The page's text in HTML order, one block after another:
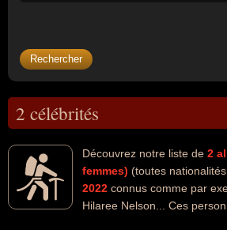
2 célébrités
Découvrez notre liste de 2
femmes) (toutes
2022 connus comme par
Hilaree Nelson... Ces